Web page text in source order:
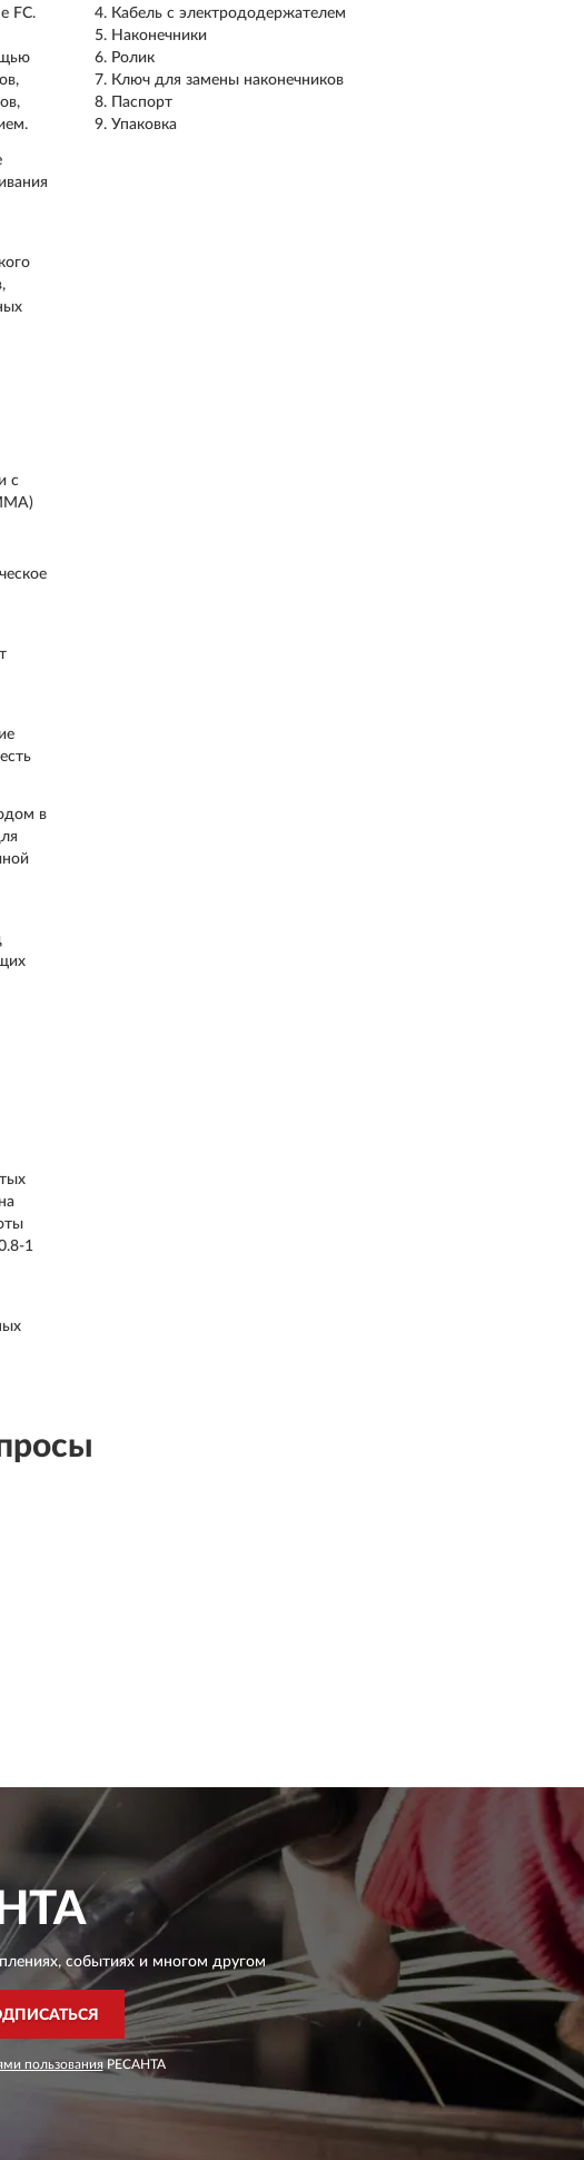
Кабель с электрододержателем
Наконечники
Ролик
Ключ для замены наконечников
Паспорт
Упаковка
FC.
с
в
1
событиях и многом другом
пользованияРЕСАНТА